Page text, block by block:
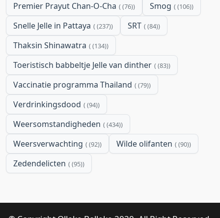
Premier Prayut Chan-O-Cha (76) Smog (106)
Snelle Jelle in Pattaya (237) SRT (84)
Thaksin Shinawatra (134)
Toeristisch babbeltje Jelle van dinther (83)
Vaccinatie programma Thailand (79)
Verdrinkingsdood (94)
Weersomstandigheden (434)
Weersverwachting (92) Wilde olifanten (90)
Zedendelicten (95)